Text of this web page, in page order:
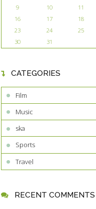
9
10 11
16
17 18
23
24 25
30
31
CATEGORIES
Film
Music
ska
Sports
Travel
RECENT COMMENTS